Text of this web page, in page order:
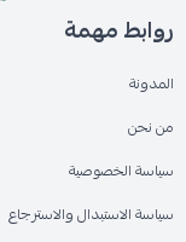
روابط مهمة
المدونة
من نحن
سياسة الخصوصية
سياسة الاستبدال والاسترجاع